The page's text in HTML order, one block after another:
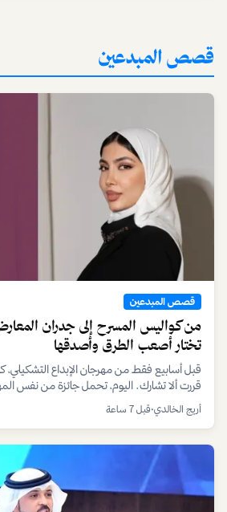
قصص المبدعين
قصص المبدعين
من كواليس المسرح إلى جدران
تختار أصعب الطرق وأصدقها
قبل أسابيع فقط من مهرجان الإبداع التشكيلي،
قررت ألا تشارك. اليوم، تحمل جائزة من نفس
على أن النجاح الحقيقي يكمن في الشجاعة
أريج الخالدي•قبل 7 ساعة